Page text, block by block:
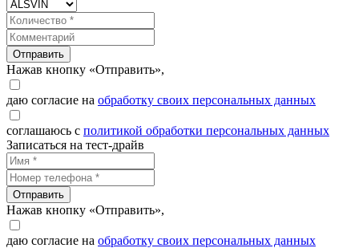
Отправить
Нажав кнопку «Отправить»,
даю согласие на обработку своих персональных данных
соглашаюсь с политикой обработки персональных данных
Записаться на тест-драйв
Отправить
Нажав кнопку «Отправить»,
даю согласие на обработку своих персональных данных